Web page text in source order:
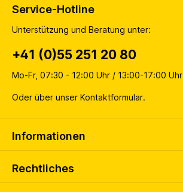
Service-Hotline
Unterstützung und Beratung unter:
+41 (0)55 251 20 80
Mo-Fr, 07:30 - 12:00 Uhr / 13:00-17:00 Uhr
Oder über unser Kontaktformular.
Informationen
Rechtliches